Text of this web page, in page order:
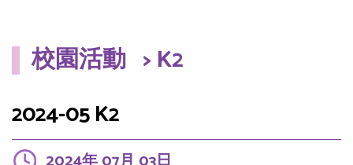
校園活動 > K2
2024-05 K2